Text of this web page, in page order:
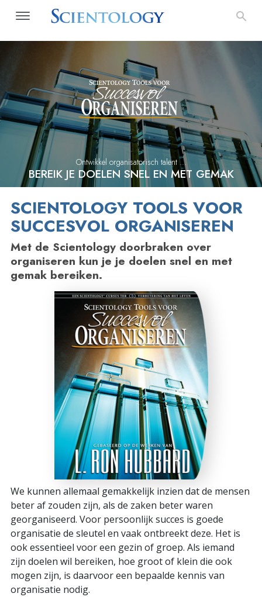
Ontwikkel organisatorisch talent ...
BEREIK JE DOELEN SNEL EN MET GEMAK
SCIENTOLOGY TOOLS VOOR
SUCCESVOL ORGANISEREN
Met de Scientology doorbraken over
organiseren kun je je doelen snel en met
gemak bereiken.
We kunnen allemaal gemakkelijk inzien dat de mensen
beter af zouden zijn, als de zaken beter waren
georganiseerd. Voor persoonlijk succes is goede
organisatie de sleutel en vaak ontbreekt deze. Het is
ook essentieel voor een gezin of groep. Als iemand
zijn doelen wil bereiken, hoe groot of klein die ook
mogen zijn, is daarvoor een bepaalde kennis van
organisatie nodig.